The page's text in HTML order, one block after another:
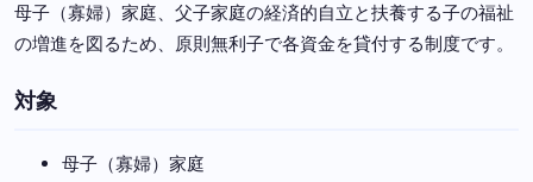
母子（寡婦）家庭、父子家庭の経済的自立と扶養する子の福祉
の増進を図るため、原則無利子で各資金を貸付する制度です。
対象
母子（寡婦）家庭